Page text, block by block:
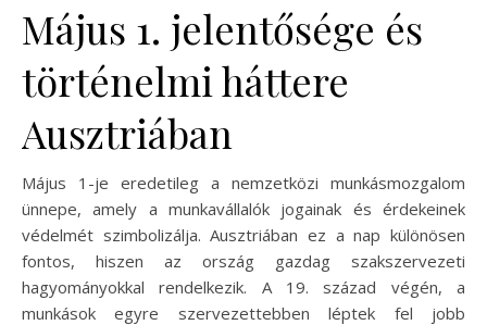
Május 1. jelentősége és
történelmi háttere
Ausztriában
Május 1-je eredetileg a nemzetközi munkásmozgalom
ünnepe, amely a munkavállalók jogainak és érdekeinek
védelmét szimbolizálja. Ausztriában ez a nap különösen
fontos, hiszen az ország gazdag szakszervezeti
hagyományokkal rendelkezik. A 19. század végén, a
munkások egyre szervezettebben léptek fel jobb